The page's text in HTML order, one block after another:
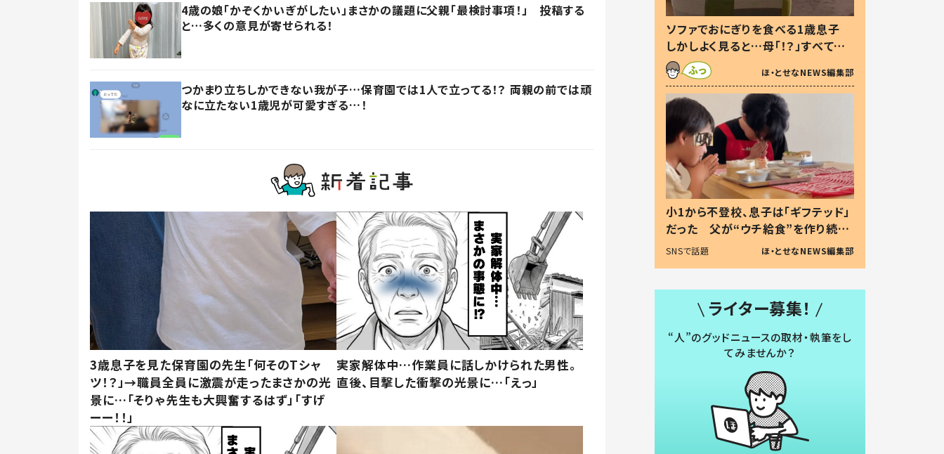
4歳の娘「かぞくかいぎがしたい」まさかの議題に父親「最検討事項！」 投稿する
と…多くの意見が寄せられる！
つかまり立ちしかできない我が子…保育園では1人で立ってる！？ 両親の前では頑
なに立たない1歳児が可愛すぎる…！
3歳息子を見た保育園の先生「何そのTシャ
ツ！？」→職員全員に激震が走ったまさかの光
景に…「そりゃ先生も大興奮するはず」「すげ
ーー！！」
実家解体中…作業員に話しかけられた男性。
直後、目撃した衝撃の光景に…「えっ」
ソファでおにぎりを食べる1歳息子
しかしよく見ると…母「！？」すべてを
察した母の投稿に「可愛いから許
す！」「現行犯〜」
ほ・とせなNEWS編集部
小1から不登校、息子は「ギフテッド」
だった 父が“ウチ給食”を作り続け
る理由とは #令和の親 #令和の子
SNSで話題 ほ・とせなNEWS編集部
ライター募集！
“人”のグッドニュースの取材・執筆をし
てみませんか？